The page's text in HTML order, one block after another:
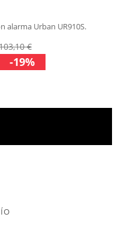
alarma Urban UR910S.
€
-19%